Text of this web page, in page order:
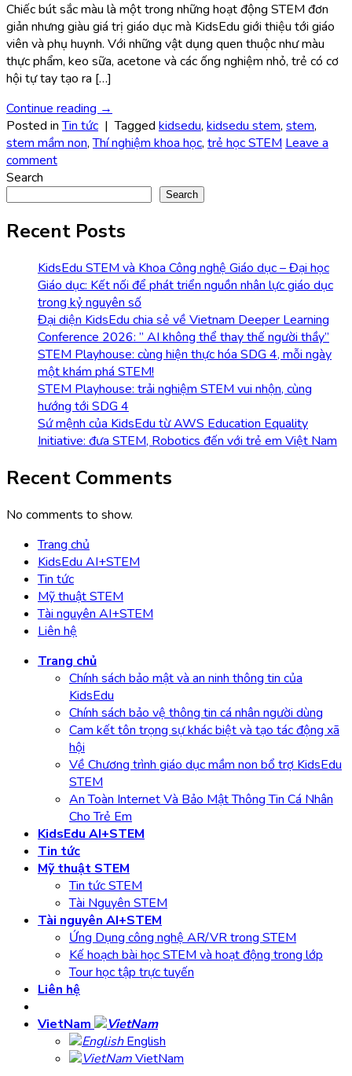
Chiếc bút sắc màu là một trong những hoạt động STEM đơn
giản nhưng giàu giá trị giáo dục mà KidsEdu giới thiệu tới giáo
viên và phụ huynh. Với những vật dụng quen thuộc như màu
thực phẩm, keo sữa, acetone và các ống nghiệm nhỏ, trẻ có cơ
hội tự tay tạo ra […]
Continue reading →
Posted inTin tức | Tagged kidsedu, kidsedu stem, stem,
stem mầm non,Thí nghiệm khoa học, trẻ học STEM Leave a
comment
Search
Search
Recent Posts
KidsEdu STEM và Khoa Công nghệ Giáo dục – Đại học
Giáo dục: Kết nối để phát triển nguồn nhân lực giáo dục
trong kỷ nguyên số
Đại diện KidsEdu chia sẻ về Vietnam Deeper Learning
Conference 2026: ” AI không thể thay thế người thầy”
STEM Playhouse: cùng hiện thực hóa SDG 4, mỗi ngày
một khám phá STEM!
STEM Playhouse: trải nghiệm STEM vui nhộn, cùng
hướng tới SDG 4
Sứ mệnh của KidsEdu từ AWS Education Equality
Initiative: đưa STEM, Robotics đến với trẻ em Việt Nam
Recent Comments
No comments to show.
Trang chủ
KidsEdu AI+STEM
Tin tức
Mỹ thuật STEM
Tài nguyên AI+STEM
Liên hệ
Trang chủ
Chính sách bảo mật và an ninh thông tin của
KidsEdu
Chính sách bảo vệ thông tin cá nhân người dùng
Cam kết tôn trọng sự khác biệt và tạo tác động xã
hội
Về Chương trình giáo dục mầm non bổ trợ KidsEdu
STEM
An Toàn Internet Và Bảo Mật Thông Tin Cá Nhân
Cho Trẻ Em
KidsEdu AI+STEM
Tin tức
Mỹ thuật STEM
Tin tức STEM
Tài Nguyên STEM
Tài nguyên AI+STEM
Ứng Dụng công nghệ AR/VR trong STEM
Kế hoạch bài học STEM và hoạt động trong lớp
Tour học tập trực tuyến
Liên hệ
VietNam
English
VietNam